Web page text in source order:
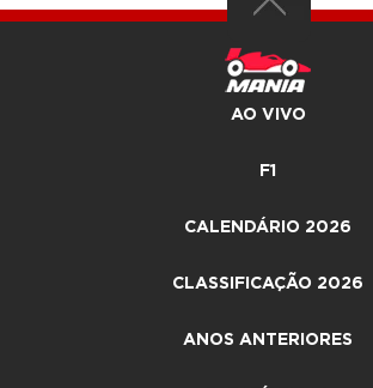
AO VIVO
F1
CALENDÁRIO 2026
CLASSIFICAÇÃO 2026
ANOS ANTERIORES